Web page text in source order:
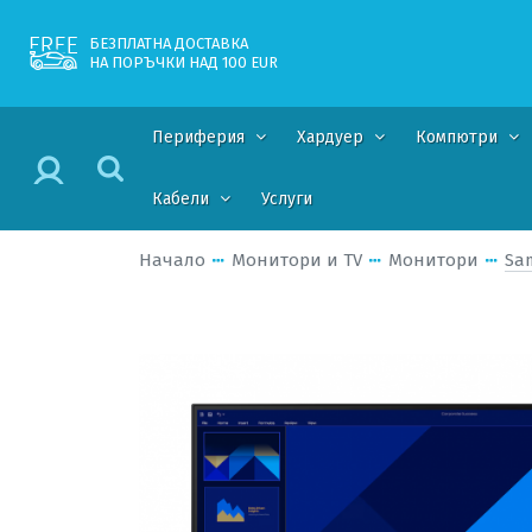
БЕЗПЛАТНА ДОСТАВКА
НА ПОРЪЧКИ НАД 100 EUR
Периферия Хардуер Компютри
Кабели Услуги
Начало Монитори и TV Монитори